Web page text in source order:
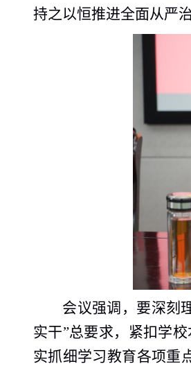
持之以恒推进全面从严
会议强调，要深刻
实干”总要求，紧扣学
实抓细学习教育各项重